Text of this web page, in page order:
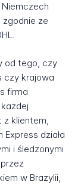
Niemczech
zgodnie ze
od tego, czy
czy krajowa
firma
z klientem,
działa
i śledzonymi
w Brazylii,